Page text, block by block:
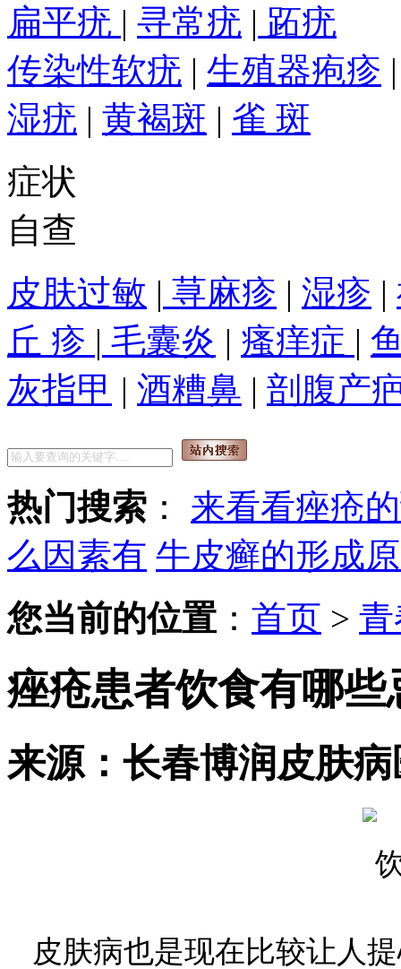
扁平疣 | 寻常疣 | 跖疣
传染性软疣 | 生殖器疱疹
湿疣 | 黄褐斑 | 雀 斑
症状
自查
皮肤过敏 | 荨麻疹 | 湿疹 |
丘 疹 | 毛囊炎 | 瘙痒症 |
灰指甲 | 酒糟鼻 | 剖腹产
热门搜索 ： 来看看痤疮
么因素有 牛皮癣的形成
您当前的位置 ： 首页 >
痤疮患者饮食有哪些
来源：长春博润皮肤
皮肤病也是现在比较让人